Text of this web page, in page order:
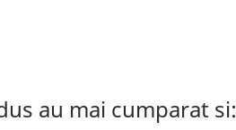
au mai cumparat si: